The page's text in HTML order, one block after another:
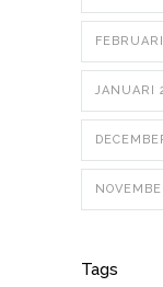
JANUARI
Tags